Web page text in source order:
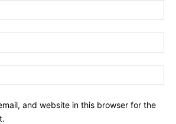
and website in this browser for the